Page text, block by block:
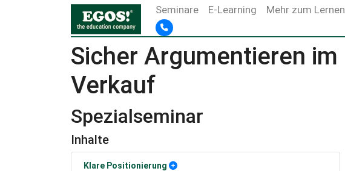
Seminare E-Learning Mehr zum Lernen
Sicher Argumentieren im
Verkauf
Spezialseminar
Inhalte
Klare Positionierung